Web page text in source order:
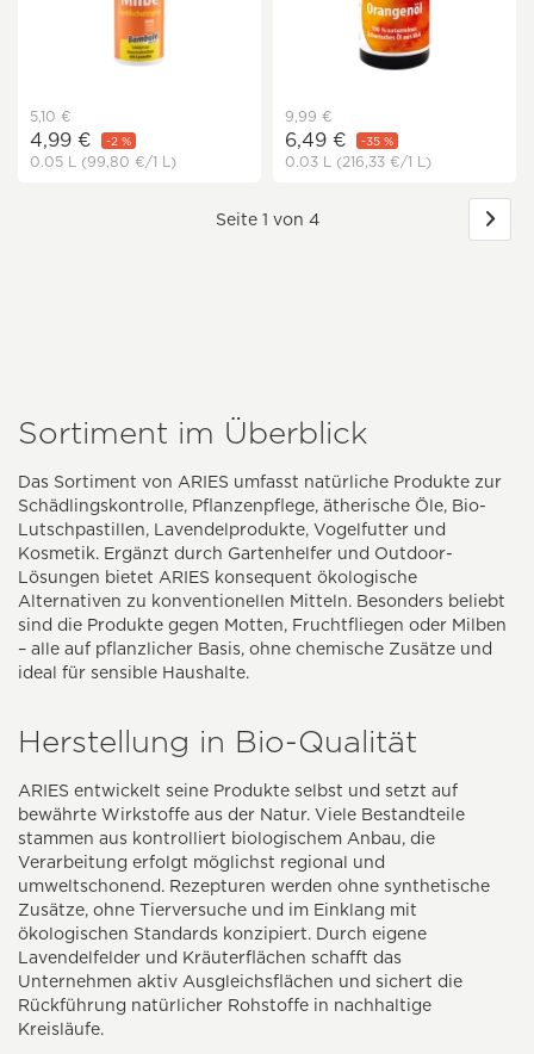
5,10 €
4,99 € -2 %
0.05 L (99,80 €/1 L)
9,99 €
6,49 € -35 %
0.03 L (216,33 €/1 L)
Seite 1 von 4
Sortiment im Überblick
Das Sortiment von ARIES umfasst natürliche Produkte zur
Schädlingskontrolle, Pflanzenpflege, ätherische Öle, Bio-
Lutschpastillen, Lavendelprodukte, Vogelfutter und
Kosmetik. Ergänzt durch Gartenhelfer und Outdoor-
Lösungen bietet ARIES konsequent ökologische
Alternativen zu konventionellen Mitteln. Besonders beliebt
sind die Produkte gegen Motten, Fruchtfliegen oder Milben
– alle auf pflanzlicher Basis, ohne chemische Zusätze und
ideal für sensible Haushalte.
Herstellung in Bio-Qualität
ARIES entwickelt seine Produkte selbst und setzt auf
bewährte Wirkstoffe aus der Natur. Viele Bestandteile
stammen aus kontrolliert biologischem Anbau, die
Verarbeitung erfolgt möglichst regional und
umweltschonend. Rezepturen werden ohne synthetische
Zusätze, ohne Tierversuche und im Einklang mit
ökologischen Standards konzipiert. Durch eigene
Lavendelfelder und Kräuterflächen schafft das
Unternehmen aktiv Ausgleichsflächen und sichert die
Rückführung natürlicher Rohstoffe in nachhaltige
Kreisläufe.